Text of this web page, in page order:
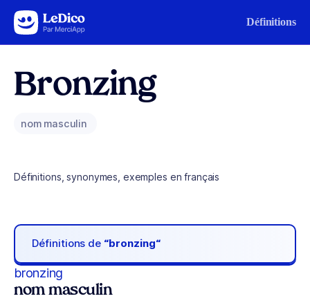
Aller au contenu Définitions
Bronzing
nom masculin
Définitions, synonymes, exemples en français
Définitions de “bronzing“
bronzing
nom masculin